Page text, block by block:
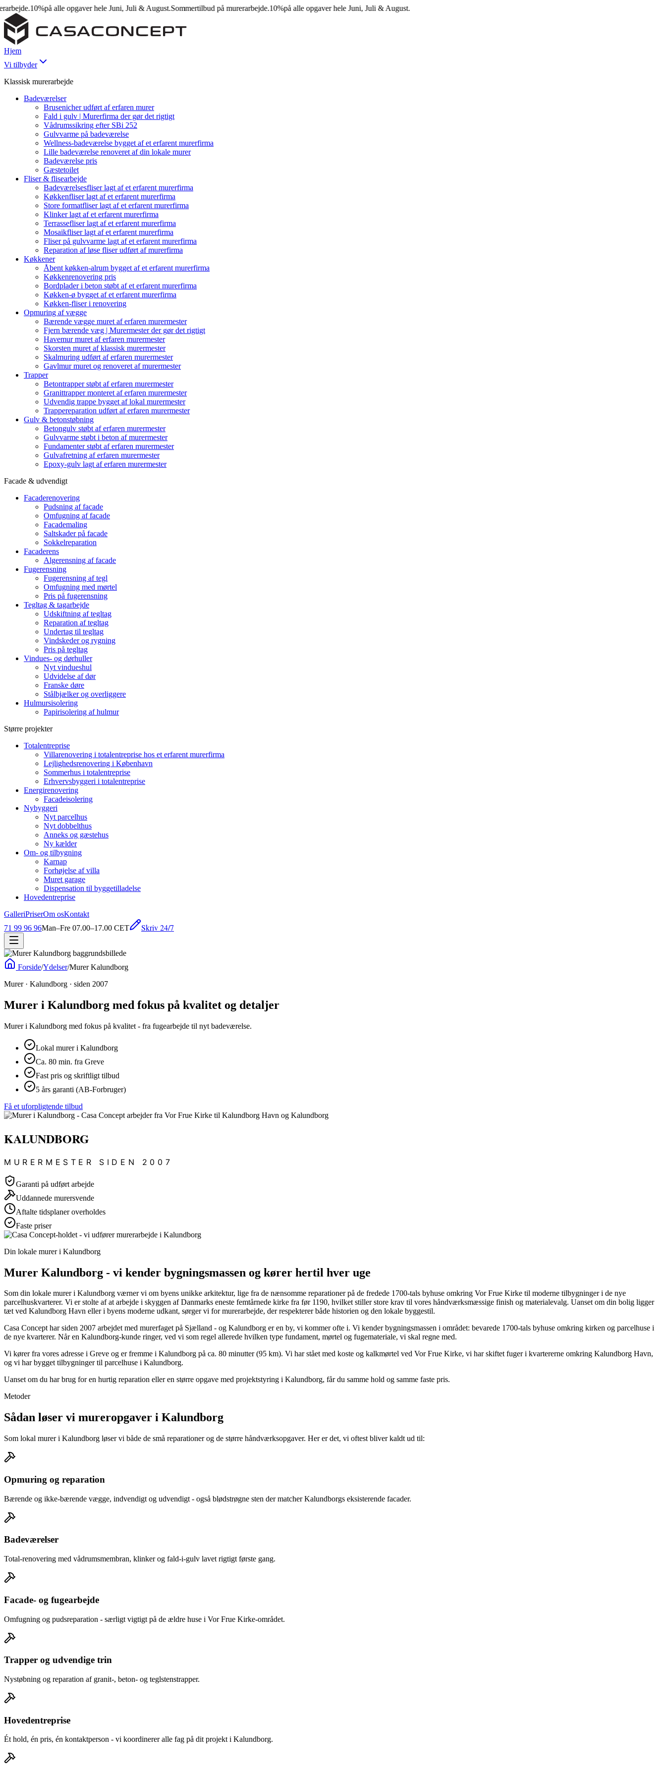
10%på alle opgaver hele Juni, Juli & August.Sommertilbud på murerarbejde.10%på alle opgaver hele Juni, Juli & August.
Hjem
Vi tilbyder
Klassisk murerarbejde
Badeværelser
Brusenicher udført af erfaren murer
Fald i gulv | Murerfirma der gør det rigtigt
Vådrumssikring efter SBi 252
Gulvvarme på badeværelse
Wellness-badeværelse bygget af et erfarent murerfirma
Lille badeværelse renoveret af din lokale murer
Badeværelse pris
Gæstetoilet
Fliser & flisearbejde
Badeværelsesfliser lagt af et erfarent murerfirma
Køkkenfliser lagt af et erfarent murerfirma
Store formatfliser lagt af et erfarent murerfirma
Klinker lagt af et erfarent murerfirma
Terrassefliser lagt af et erfarent murerfirma
Mosaikfliser lagt af et erfarent murerfirma
Fliser på gulvvarme lagt af et erfarent murerfirma
Reparation af løse fliser udført af murerfirma
Køkkener
Åbent køkken-alrum bygget af et erfarent murerfirma
Køkkenrenovering pris
Bordplader i beton støbt af et erfarent murerfirma
Køkken-ø bygget af et erfarent murerfirma
Køkken-fliser i renovering
Opmuring af vægge
Bærende vægge muret af erfaren murermester
Fjern bærende væg | Murermester der gør det rigtigt
Havemur muret af erfaren murermester
Skorsten muret af klassisk murermester
Skalmuring udført af erfaren murermester
Gavlmur muret og renoveret af murermester
Trapper
Betontrapper støbt af erfaren murermester
Granittrapper monteret af erfaren murermester
Udvendig trappe bygget af lokal murermester
Trappereparation udført af erfaren murermester
Gulv & betonstøbning
Betongulv støbt af erfaren murermester
Gulvvarme støbt i beton af murermester
Fundamenter støbt af erfaren murermester
Gulvafretning af erfaren murermester
Epoxy-gulv lagt af erfaren murermester
Facade & udvendigt
Facaderenovering
Pudsning af facade
Omfugning af facade
Facademaling
Saltskader på facade
Sokkelreparation
Facaderens
Algerensning af facade
Fugerensning
Fugerensning af tegl
Omfugning med mørtel
Pris på fugerensning
Tegltag & tagarbejde
Udskiftning af tegltag
Reparation af tegltag
Undertag til tegltag
Vindskeder og rygning
Pris på tegltag
Vindues- og dørhuller
Nyt vindueshul
Udvidelse af dør
Franske døre
Stålbjælker og overliggere
Hulmursisolering
Papirisolering af hulmur
Større projekter
Totalentreprise
Villarenovering i totalentreprise hos et erfarent murerfirma
Lejlighedsrenovering i København
Sommerhus i totalentreprise
Erhvervsbyggeri i totalentreprise
Energirenovering
Facadeisolering
Nybyggeri
Nyt parcelhus
Nyt dobbelthus
Anneks og gæstehus
Ny kælder
Om- og tilbygning
Karnap
Forhøjelse af villa
Muret garage
Dispensation til byggetilladelse
Hovedentreprise
GalleriPriserOm osKontakt
71 99 96 96Man–Fre 07.00–17.00 CET Skriv 24/7
Forside/Ydelser/Murer Kalundborg
Murer · Kalundborg · siden 2007
Murer i Kalundborg med fokus på kvalitet og detaljer
Murer i Kalundborg med fokus på kvalitet - fra fugearbejde til nyt badeværelse.
Lokal murer i Kalundborg
Ca. 80 min. fra Greve
Fast pris og skriftligt tilbud
5 års garanti (AB-Forbruger)
Få et uforpligtende tilbud
KALUNDBORG
MURERMESTER SIDEN 2007
Garanti på udført arbejde
Uddannede murersvende
Aftalte tidsplaner overholdes
Faste priser
Din lokale murer i Kalundborg
Murer Kalundborg - vi kender bygningsmassen og kører hertil hver uge
Som din lokale murer i Kalundborg værner vi om byens unikke arkitektur, lige fra de nænsomme reparationer på de fredede 1700-tals byhuse omkring Vor Frue Kirke til moderne tilbygninger i de nye
parcelhuskvarterer. Vi er stolte af at arbejde i skyggen af Danmarks eneste femtårnede kirke fra før 1190, hvilket stiller store krav til vores håndværksmæssige finish og materialevalg. Uanset om din bolig ligger
tæt ved Kalundborg Havn eller i byens moderne udkant, sørger vi for murerarbejde, der respekterer både historien og den lokale byggestil.
Casa Concept har siden 2007 arbejdet med murerfaget på Sjælland - og Kalundborg er en by, vi kommer ofte i. Vi kender bygningsmassen i området: bevarede 1700-tals byhuse omkring kirken og parcelhuse i
de nye kvarterer. Når en Kalundborg-kunde ringer, ved vi som regel allerede hvilken type fundament, mørtel og fugemateriale, vi skal regne med.
Vi kører fra vores adresse i Greve og er fremme i Kalundborg på ca. 80 minutter (95 km). Vi har stået med koste og kalkmørtel ved Vor Frue Kirke, vi har skiftet fuger i kvartererne omkring Kalundborg Havn,
og vi har bygget tilbygninger til parcelhuse i Kalundborg.
Uanset om du har brug for en hurtig reparation eller en større opgave med projektstyring i Kalundborg, får du samme hold og samme faste pris.
Metoder
Sådan løser vi mureropgaver i Kalundborg
Som lokal murer i Kalundborg løser vi både de små reparationer og de større håndværksopgaver. Her er det, vi oftest bliver kaldt ud til:
Opmuring og reparation
Bærende og ikke-bærende vægge, indvendigt og udvendigt - også blødstrøgne sten der matcher Kalundborgs eksisterende facader.
Badeværelser
Total-renovering med vådrumsmembran, klinker og fald-i-gulv lavet rigtigt første gang.
Facade- og fugearbejde
Omfugning og pudsreparation - særligt vigtigt på de ældre huse i Vor Frue Kirke-området.
Trapper og udvendige trin
Nystøbning og reparation af granit-, beton- og teglstenstrapper.
Hovedentreprise
Ét hold, én pris, én kontaktperson - vi koordinerer alle fag på dit projekt i Kalundborg.